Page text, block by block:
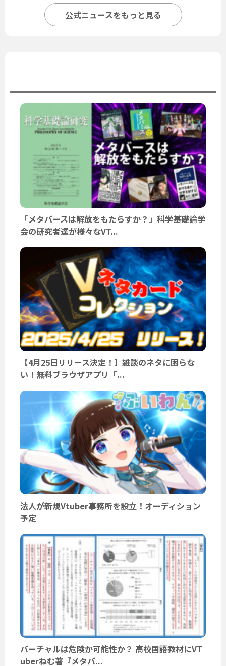
公式ニュースをもっと見る
「メタバースは解放をもたらすか？」科学基礎論学
会の研究者達が様々なVT...
【4月25日リリース決定！】雑談のネタに困らな
い！無料ブラウザアプリ「...
法人が新規Vtuber事務所を設立！オーディション
予定
バーチャルは危険か可能性か？ 高校国語教材にVT
uberねむ著『メタバ...